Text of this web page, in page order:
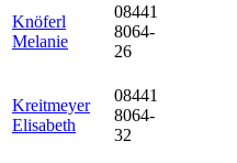
Knöferl
Melanie
08441
8064-
26
Kreitmeyer
Elisabeth
08441
8064-
32